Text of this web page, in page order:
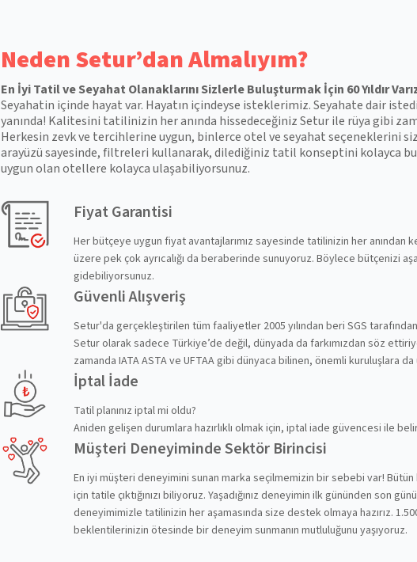
Neden Setur’dan Almalıyım?
En İyi Tatil ve Seyahat Olanaklarını Sizlerle Buluşturmak İçin 60 Yıldır
Seyahatin içinde hayat var. Hayatın içindeyse isteklerimiz. Seyahate dair
yanında! Kalitesini tatilinizin her anında hissedeceğiniz Setur ile rüya gibi
Herkesin zevk ve tercihlerine uygun, binlerce otel ve seyahat seçeneklerini
arayüzü sayesinde, filtreleri kullanarak, dilediğiniz tatil konseptini kolayca
uygun olan otellere kolayca ulaşabiliyorsunuz.
Fiyat Garantisi
Her bütçeye uygun fiyat avantajlarımız sayesinde tatilinizin her anından
üzere pek çok ayrıcalığı da beraberinde sunuyoruz. Böylece bütçenizi
gidebiliyorsunuz.
Güvenli Alışveriş
Setur'da gerçekleştirilen tüm faaliyetler 2005 yılından beri SGS
Setur olarak sadece Türkiye’de değil, dünyada da farkımızdan söz
zamanda IATA ASTA ve UFTAA gibi dünyaca bilinen, önemli kuruluşlara
İptal İade
Tatil planınız iptal mi oldu?
Aniden gelişen durumlara hazırlıklı olmak için, iptal iade güvencesi ile
Müşteri Deneyiminde Sektör Birincisi
En iyi müşteri deneyimini sunan marka seçilmemizin bir sebebi var!
için tatile çıktığınızı biliyoruz. Yaşadığınız deneyimin ilk gününden son
deneyimimizle tatilinizin her aşamasında size destek olmaya hazırız.
beklentilerinizin ötesinde bir deneyim sunmanın mutluluğunu yaşıyoruz.